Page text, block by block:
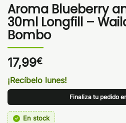
Aroma Blueberry
30ml Longfill –
Bombo
17,99€
¡Recíbelo lunes!
Finaliza tu pedido
En stock